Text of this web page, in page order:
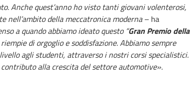
Anche quest’anno ho visto tanti giovani volenterosi,
nell’ambito della meccatronica moderna– ha
a quando abbiamo ideato questo “Gran Premio della
di orgoglio e soddisfazione. Abbiamo sempre
agli studenti, attraverso i nostri corsi specialistici.
alla crescita del settore automotive».